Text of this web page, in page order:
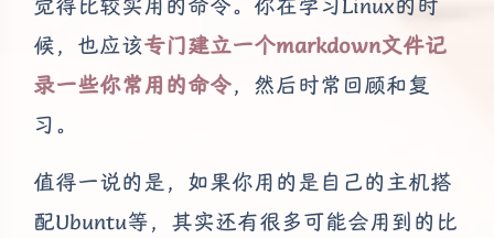
觉得比较实用的命令。你在学习Linux的时
候，也应该专门建立一个markdown文件记
录一些你常用的命令，然后时常回顾和复
习。
值得一说的是，如果你用的是自己的主机搭
配Ubuntu等，其实还有很多可能会用到的比